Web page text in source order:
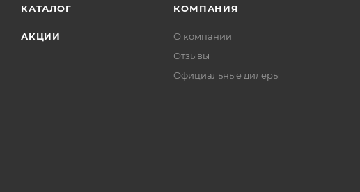
КАТАЛОГ
АКЦИИ
КОМПАНИЯ
О компании
Отзывы
Официальные дилеры